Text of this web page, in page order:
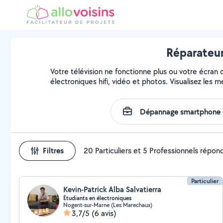
Votre télévision ne fonctionne plus ou votre écran
électroniques hifi, vidéo et photos. Visualisez les
Filtres 20 Particuliers et 5 Professionnels
Particulier
Kevin-Patrick Alba Salvatierra
Étudiants en électroniques
Nogent-sur-Marne (Les Marechaux)
3,7/5 (6 avis)